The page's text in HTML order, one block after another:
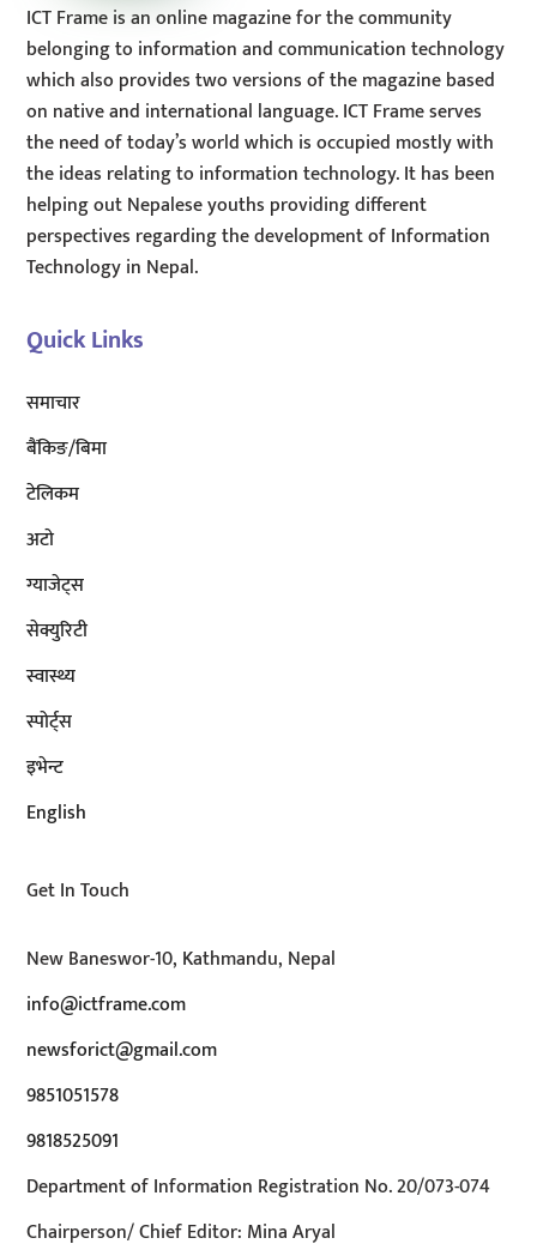
ICT Frame is an online magazine for the community
belonging to information and communication technology
which also provides two versions of the magazine based
on native and international language. ICT Frame serves
the need of today’s world which is occupied mostly with
the ideas relating to information technology. It has been
helping out Nepalese youths providing different
perspectives regarding the development of Information
Technology in Nepal.
Quick Links
समाचार
बैंकिङ/बिमा
टेलिकम
अटाे
ग्याजेट्स
सेक्युरिटी
स्वास्थ्य
स्पोर्ट्स
इभेन्ट
English
Get In Touch
New Baneswor-10, Kathmandu, Nepal
info@ictframe.com
newsforict@gmail.com
9851051578
9818525091
Department of Information Registration No. 20/073-074
Chairperson/ Chief Editor: Mina Aryal